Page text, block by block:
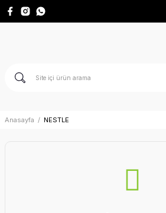
Anasayfa NESTLE